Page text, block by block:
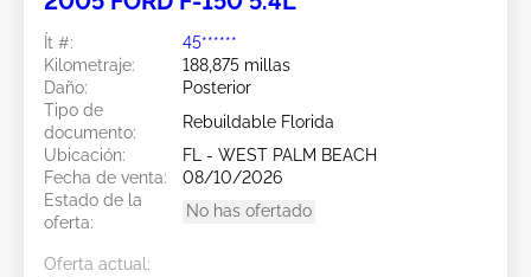
Ít #:
45******
Kilometraje:
188,875 millas
Daño:
Posterior
Tipo de
documento:
Rebuildable Florida
Ubicación:
FL - WEST PALM BEACH
Fecha de venta:
08/10/2026
Estado de la
oferta:
No has ofertado
Oferta actual: